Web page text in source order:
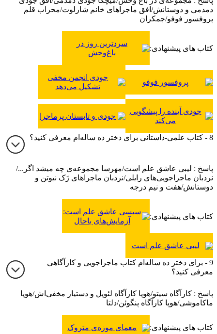
دمدمی و دوستانش/افق ماجراهای خانم شارلوت/محراب قلم
پروفسور فوفو/جمکران
کتاب های پیشنهادی:
سردترین روز در
باغ‌وحش
پروفسور فوفو
جودی انجمن مخفی
تشکیل می‌دهد
جودی آینده را پیشگویی
می‌کند
جودی و تابستان پرماجرا
8 - کتاب علمی-داستانی برای دختر ده ساله‌ام معرفی کنید؟
پاسخ : لیبی عاشق علم است/مهرسا مجموعه‌ی چه میشد اگر.../
نردبان ماجراجویی‌های رایلی/نردبان ماجراهای زَک نیوتن و
دوستانش/هفت و نیم درجه
کتاب های پیشنهادی:
سیسی عاشق علم است:
آزمایش‌های باحال
لیبی عاشق علم است
9 - برای دختر ده ساله‌ام کتاب ماجراجویی و کارآگاهی
معرفی کنید؟
پاسخ : کارآگاه سیتو/هوپا کارآگاه لئوپل و دستیار مخفی‌اش/هوپا
ماکاموشی/هوپا کارآگاه پنگوئن/دلتا
کتاب های پیشنهادی: معمای موزه‌ی متروک